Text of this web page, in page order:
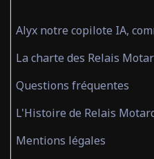
Alyx notre copilote IA,
La charte des Relais
Questions fréquentes
L'Histoire de Relais
Mentions légales